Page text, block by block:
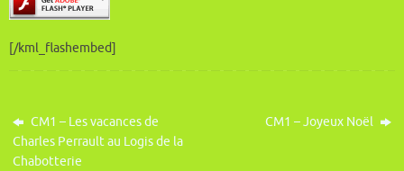
[/kml_flashembed]
CM1 – Les vacances de
Charles Perrault au Logis de la
Chabotterie
CM1 – Joyeux Noël